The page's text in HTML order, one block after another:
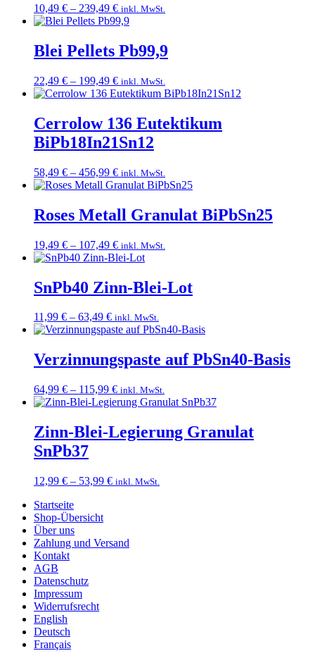
10,49 € – 239,49 €Preisspanne:
10,49 €
239,49 €
inkl. MwSt.
Blei Pellets Pb99,9
22,49 € – 199,49 €Preisspanne:
22,49 €
199,49 €
inkl. MwSt.
Cerrolow 136 Eutektikum
BiPb18In21Sn12
58,49 € – 456,99 €Preisspanne:
58,49 €
456,99 €
inkl. MwSt.
Roses Metall Granulat BiPbSn25
19,49 € – 107,49 €Preisspanne:
19,49 €
107,49 €
inkl. MwSt.
SnPb40 Zinn-Blei-Lot
11,99 € – 63,49 €Preisspanne:
11,99 €
63,49 €
inkl. MwSt.
Verzinnungspaste auf PbSn40-Basis
64,99 € – 115,99 €Preisspanne:
64,99 €
115,99 €
inkl. MwSt.
Zinn-Blei-Legierung Granulat
SnPb37
12,99 € – 53,99 €Preisspanne:
inkl. MwSt.
Startseite
Shop-Übersicht
Über uns
Zahlung und Versand
Kontakt
AGB
Datenschutz
Impressum
Widerrufsrecht
English
Deutsch
Français